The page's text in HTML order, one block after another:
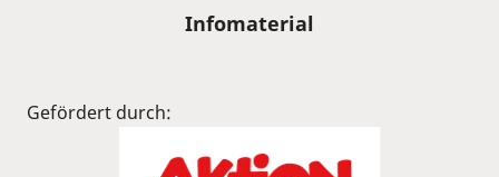
Infomaterial
Gefördert durch: